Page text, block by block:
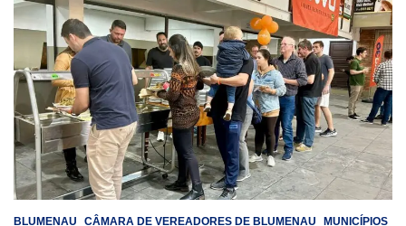
BLUMENAU CÂMARA DE VEREADORES DE BLUMENAU
MUNICÍPIOS